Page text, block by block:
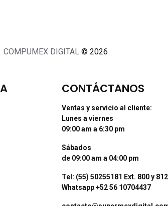
COMPUMEX DIGITAL © 2026
CONTÁCTANOS
Ventas y servicio al cliente:
Lunes a viernes
09:00 am a 6:30 pm
Sábados
de 09:00 am a 04:00 pm
Tel: (55) 50255181 Ext. 800 y 812
Whatsapp +52 56 10704437